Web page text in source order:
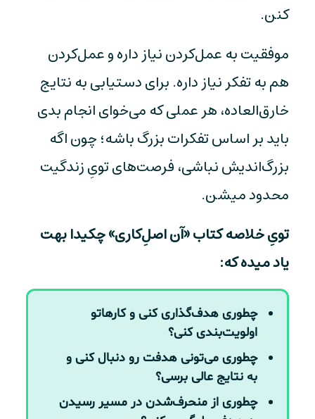
کنن.
موفقیت به عمل‌کردن نیاز داره و عمل‌کردن
هم به تفکر نیاز داره. برای دستیابی به نتایج
خارق‌العاده، هر عملی که می‌خوای انجام بدی
باید بر اساس تفکرات بزرگ باشه؛ چون اگه
بزرگ‌اندیش نباشی، فرصت‌های تویِ زندگیت
محدود میشن.
تویِ خلاصه کتاب «آن اصلِ‌کاری» چکیدا بهت
یاد میده که:
چطوری هدف‌گذاری کنی و کارهاتو
اولویت‌بندی کنی؟
چطوری می‌تونی هدفت رو دنبال کنی و
به نتایج عالی برسی؟
چطوری از منحرف‌شدن در مسیر رسیدن